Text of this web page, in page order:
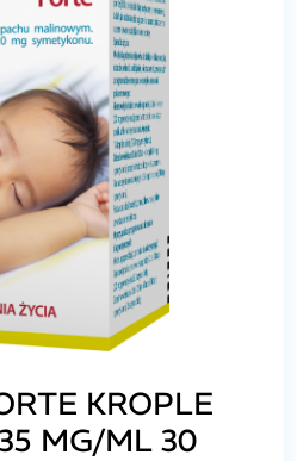
KROPLE
MG/ML 30